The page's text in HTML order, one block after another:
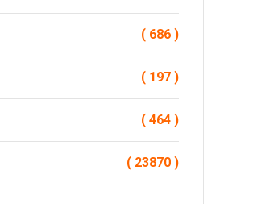
( 686 )
( 197 )
( 464 )
( 23870 )